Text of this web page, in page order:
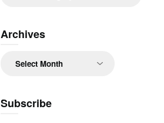
Archives
Subscribe